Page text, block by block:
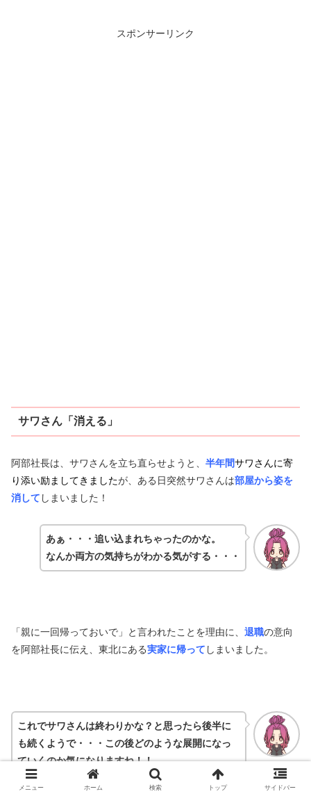
スポンサーリンク
サワさん「消える」
阿部社長は、サワさんを立ち直らせようと、 半年間サワさんに寄
り添い励ましてきましたが、ある日突然サワさんは部屋から姿を
消して しまいました！
あぁ・・・追い込まれちゃったのかな。
なんか両方の気持ちがわかる気がする・・・
「親に一回帰っておいで」と言われたことを理由に、 退職の意向
を阿部社長に伝え、東北にある実家に帰って しまいました。
これでサワさんは終わりかな？と思ったら後半に
も続くようで・・・この後どのような展開になっ
ていくのか気になりますね！！
メニュー ホーム 検索 トップ サイドバー